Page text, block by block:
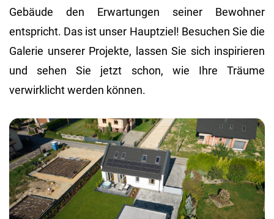
Gebäude den Erwartungen seiner Bewohner
entspricht. Das ist unser Hauptziel! Besuchen Sie die
Galerie unserer Projekte, lassen Sie sich inspirieren
und sehen Sie jetzt schon, wie Ihre Träume
verwirklicht werden können.